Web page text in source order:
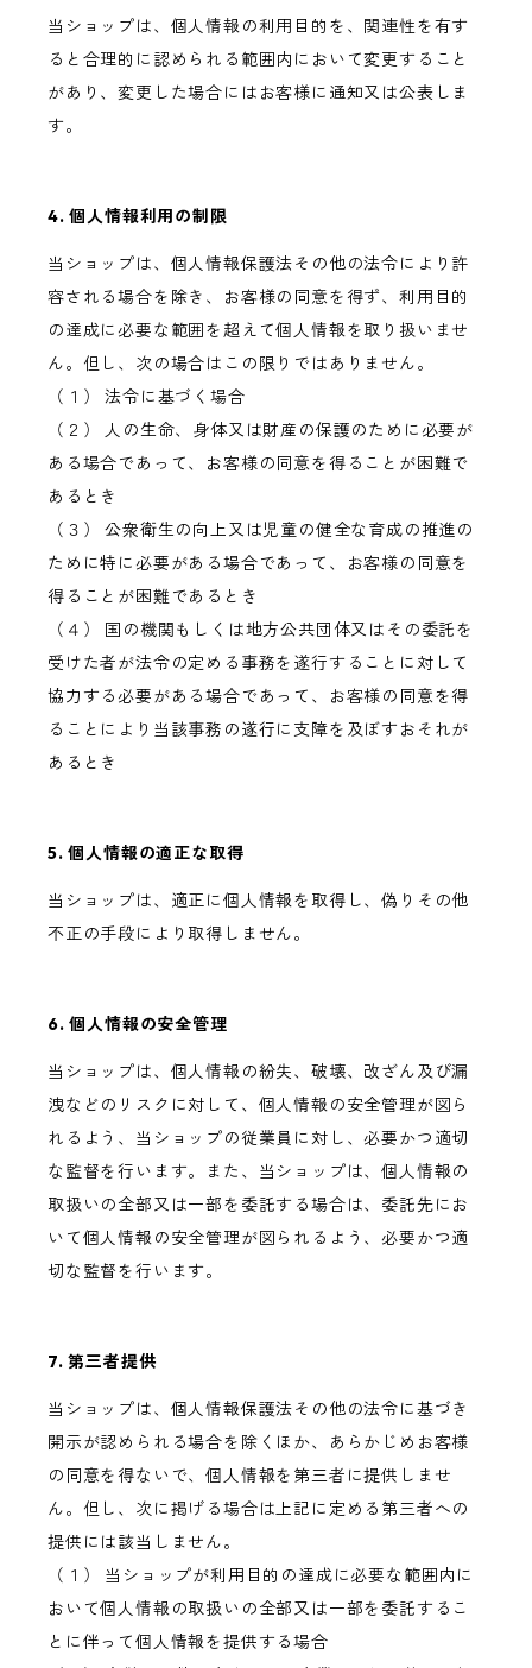
当ショップは、個人情報の利用目的を、関連性を有す
ると合理的に認められる範囲内において変更すること
があり、変更した場合にはお客様に通知又は公表しま
す。
4. 個人情報利用の制限
当ショップは、個人情報保護法その他の法令により許
容される場合を除き、お客様の同意を得ず、利用目的
の達成に必要な範囲を超えて個人情報を取り扱いませ
ん。但し、次の場合はこの限りではありません。
（１） 法令に基づく場合
（２） 人の生命、身体又は財産の保護のために必要が
ある場合であって、お客様の同意を得ることが困難で
あるとき
（３） 公衆衛生の向上又は児童の健全な育成の推進の
ために特に必要がある場合であって、お客様の同意を
得ることが困難であるとき
（４） 国の機関もしくは地方公共団体又はその委託を
受けた者が法令の定める事務を遂行することに対して
協力する必要がある場合であって、お客様の同意を得
ることにより当該事務の遂行に支障を及ぼすおそれが
あるとき
5. 個人情報の適正な取得
当ショップは、適正に個人情報を取得し、偽りその他
不正の手段により取得しません。
6. 個人情報の安全管理
当ショップは、個人情報の紛失、破壊、改ざん及び漏
洩などのリスクに対して、個人情報の安全管理が図ら
れるよう、当ショップの従業員に対し、必要かつ適切
な監督を行います。また、当ショップは、個人情報の
取扱いの全部又は一部を委託する場合は、委託先にお
いて個人情報の安全管理が図られるよう、必要かつ適
切な監督を行います。
7. 第三者提供
当ショップは、個人情報保護法その他の法令に基づき
開示が認められる場合を除くほか、あらかじめお客様
の同意を得ないで、個人情報を第三者に提供しませ
ん。但し、次に掲げる場合は上記に定める第三者への
提供には該当しません。
（１） 当ショップが利用目的の達成に必要な範囲内に
おいて個人情報の取扱いの全部又は一部を委託するこ
とに伴って個人情報を提供する場合